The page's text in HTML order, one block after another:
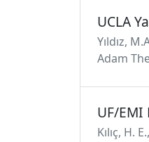
UCLA
Yıldız,
Adam
UF/EMI
Kılıç, H.